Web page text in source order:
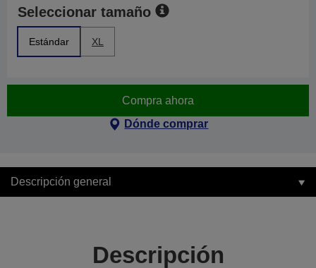
Seleccionar tamaño
Estándar XL
Compra ahora
Dónde comprar
Descripción general
Descripción